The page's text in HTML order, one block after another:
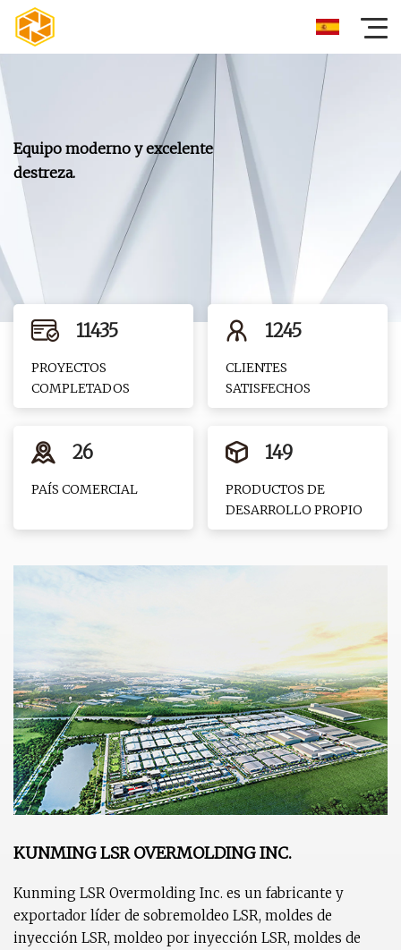
Equipo moderno y excelente
destreza.
11435
PROYECTOS
COMPLETADOS
1245
CLIENTES
SATISFECHOS
26
PAÍS COMERCIAL
149
PRODUCTOS DE
DESARROLLO PROPIO
KUNMING LSR OVERMOLDING INC.
Kunming LSR Overmolding Inc. es un fabricante y
exportador líder de sobremoldeo LSR, moldes de
inyección LSR, moldeo por inyección LSR, moldes de